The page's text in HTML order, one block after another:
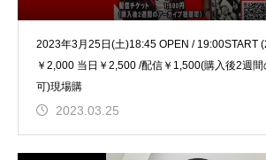
2023年3月25日(土)18:45 OPEN / 19:00START
￥2,000 当日￥2,500 /配信￥1,500(購入後2週
可)現場購
2023.03.25